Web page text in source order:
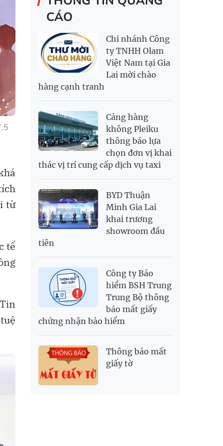
từ
tế
KWD
85,047.08 89,169.38
MYR
NOK
RUB
308.64
341.64
SAR
6,952.32
7,251.54
2,712.86
2,827.89
SGD
19,969.15
USD
26,040 26,070 26,450
TRANG SỨC VÀNG
RỒNG THĂNG
PNJ 139,500,000143,100,000
CÁO
Chi nhánh Công
ty TNHH Olam
Việt Nam tại Gia
Lai mời chào
hàng cạnh tranh
Cảng hàng
không Pleiku
thông báo lựa
chọn đơn vị khai
thác vị trí cung cấp dịch vụ taxi
BYD Thuận
Minh Gia Lai
khai trương
showroom đầu
tiên
Công ty Bảo
hiểm BSH Trung
Trung Bộ thông
báo mất giấy
chứng nhận bảo hiểm
Thông báo mất
giấy tờ